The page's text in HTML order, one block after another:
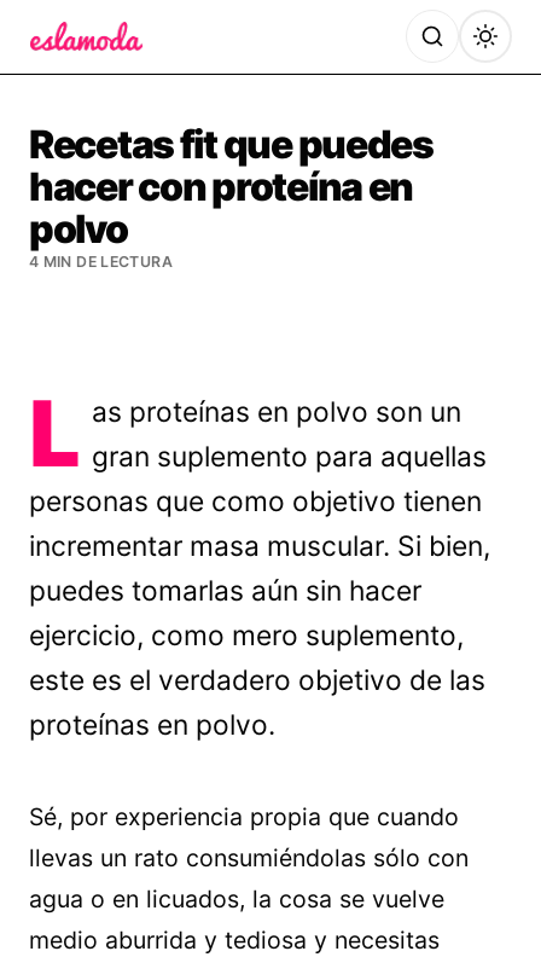
Recetas fit que puedes
hacer con proteína en
polvo
4 MIN DE LECTURA
L as proteínas en polvo son un
gran suplemento para aquellas
personas que como objetivo tienen
incrementar masa muscular. Si bien,
puedes tomarlas aún sin hacer
ejercicio, como mero suplemento,
este es el verdadero objetivo de las
proteínas en polvo.
Sé, por experiencia propia que cuando
llevas un rato consumiéndolas sólo con
agua o en licuados, la cosa se vuelve
medio aburrida y tediosa y necesitas